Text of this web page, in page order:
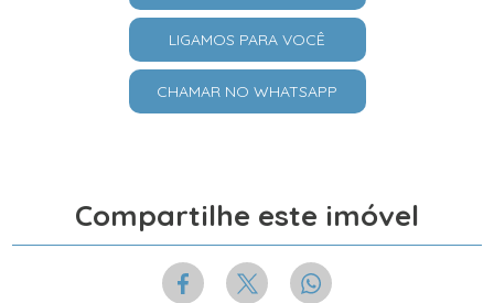
LIGAMOS PARA VOCÊ
CHAMAR NO WHATSAPP
Compartilhe este imóvel